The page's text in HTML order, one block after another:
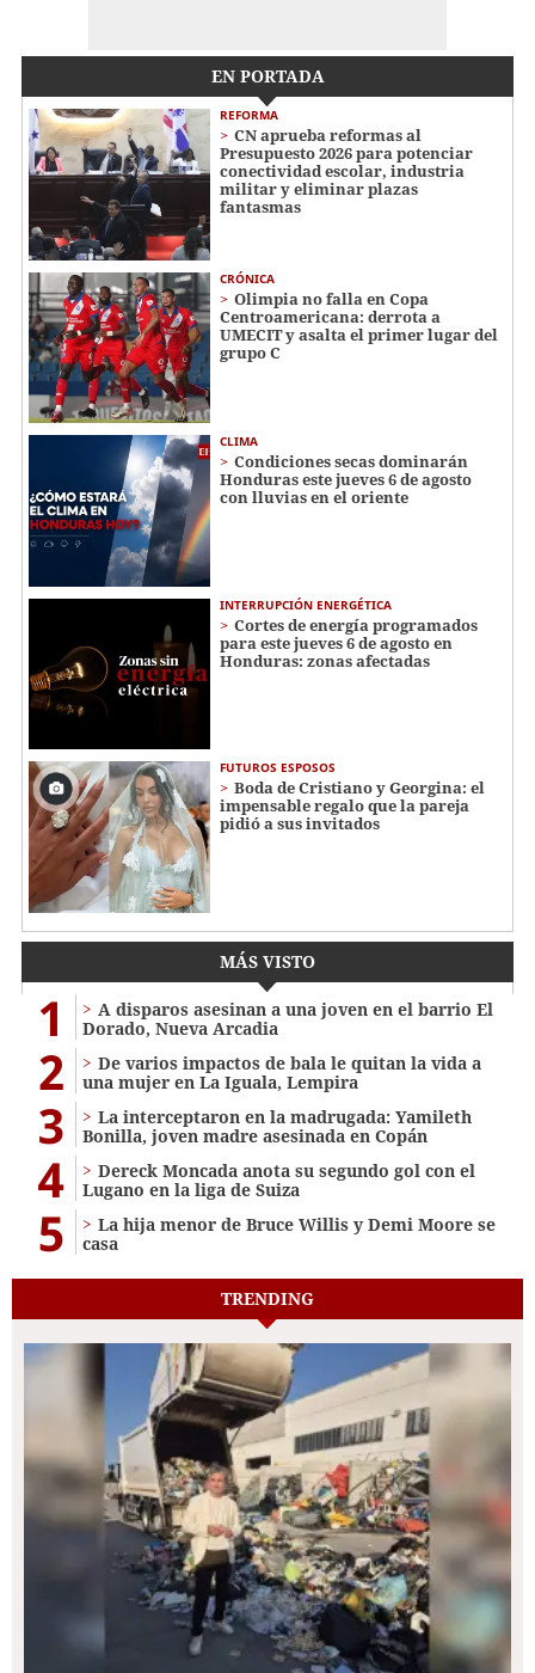
EN PORTADA
REFORMA
CN aprueba reformas al
Presupuesto 2026 para potenciar
conectividad escolar, industria
militar y eliminar plazas
fantasmas
CRÓNICA
Olimpia no falla en Copa
Centroamericana: derrota a
UMECIT y asalta el primer lugar del
grupo C
CLIMA
Condiciones secas dominarán
Honduras este jueves 6 de agosto
con lluvias en el oriente
INTERRUPCIÓN ENERGÉTICA
Cortes de energía programados
para este jueves 6 de agosto en
Honduras: zonas afectadas
FUTUROS ESPOSOS
Boda de Cristiano y Georgina: el
impensable regalo que la pareja
pidió a sus invitados
MÁS VISTO
1
A disparos asesinan a una joven en el barrio El
Dorado, Nueva Arcadia
2
De varios impactos de bala le quitan la vida a
una mujer en La Iguala, Lempira
3
La interceptaron en la madrugada: Yamileth
Bonilla, joven madre asesinada en Copán
4
Dereck Moncada anota su segundo gol con el
Lugano en la liga de Suiza
5
La hija menor de Bruce Willis y Demi Moore se
casa
TRENDING